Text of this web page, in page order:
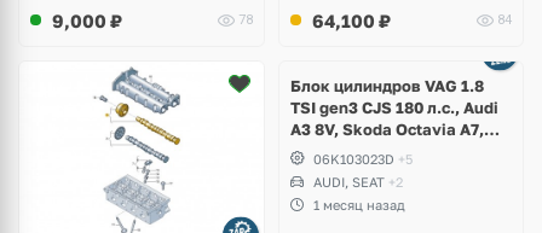
9,000 ₽ 78 64,100 ₽ 84
2 фото
Блок цилиндров VAG 1.8
TSI gen3 CJS 180 л.с., Audi
A3 8V, Skoda Octavia A7,
Superb, Volkswagen Passat
B8, Golf VII Alltrack, Seat
Leon
06K103023D +5
AUDI, SEAT +2
1 месяц назад